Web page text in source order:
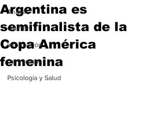
Análisis
Opinión
Información
De interés
Psicología y Salud
Argentina es
semifinalista de la
Copa América
femenina